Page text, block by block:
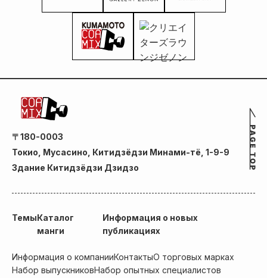
〒180-0003
Токио, Мусасино, Китидзёдзи Минами-тё, 1-9-9
Здание Китидзёдзи Дзидзо
ТемыКаталог
манги
Информация о новых
публикациях
Информация о компанииКонтактыО торговых марках
Набор выпускниковНабор опытных специалистов